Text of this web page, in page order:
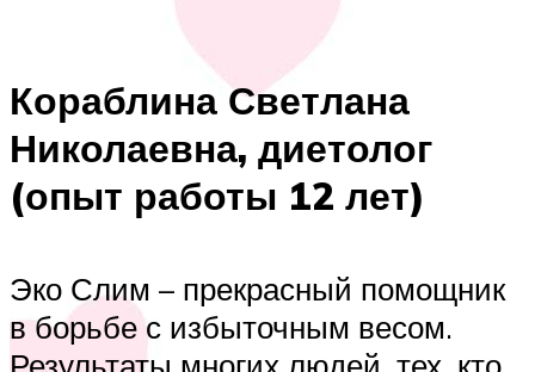
Кораблина Светлана
Николаевна, диетолог
(опыт работы 12 лет)
Эко Слим – прекрасный помощник
в борьбе с избыточным весом.